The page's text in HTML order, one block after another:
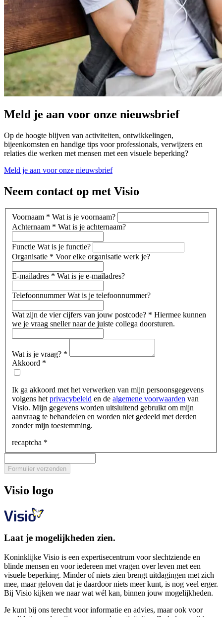
Meld je aan voor onze nieuwsbrief
Op de hoogte blijven van activiteiten, ontwikkelingen,
bijeenkomsten en handige tips voor professionals, verwijzers en
relaties die werken met mensen met een visuele beperking?
Meld je aan voor onze nieuwsbrief
Neem contact op met Visio
Voornaam * Wat is je voornaam?
Achternaam * Wat is je achternaam?
Functie Wat is je functie?
Organisatie * Voor elke organisatie werk je?
E-mailadres * Wat is je e-mailadres?
TelefoonnummerWat is je telefoonnummer?
Wat zijn de vier cijfers van jouw postcode? * Hiermee kunnen
we je vraag sneller naar de juiste collega doorsturen.
Wat is je vraag? *
Akkoord *
Ik ga akkoord met het verwerken van mijn persoonsgegevens
volgens het privacybeleid en de algemene voorwaarden van
Visio. Mijn gegevens worden uitsluitend gebruikt om mijn
aanvraag te behandelen en worden niet gedeeld met derden
zonder mijn toestemming.
recaptcha *
Formulier verzenden
Visio logo
Laat je mogelijkheden zien.
Koninklijke Visio is een expertisecentrum voor slechtziende en
blinde mensen en voor iedereen met vragen over leven met een
visuele beperking. Minder of niets zien brengt uitdagingen met zich
mee, maar geloven dat je daardoor niets meer kunt, is nog veel erger.
Bij Visio kijken we naar wat wél kan, binnen jouw mogelijkheden.
Je kunt bij ons terecht voor informatie en advies, maar ook voor